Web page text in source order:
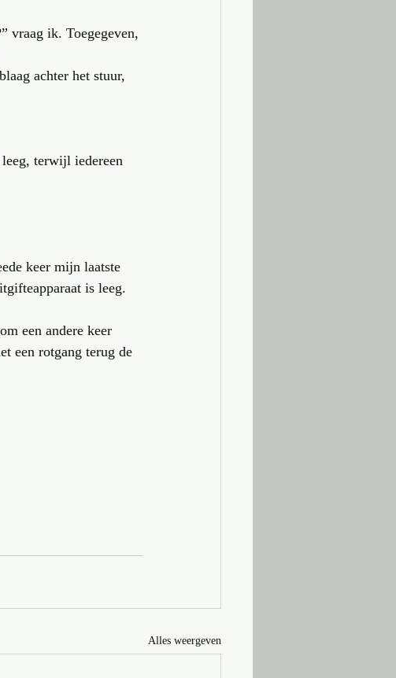
vraag ik. Toegegeven,
achter het stuur,
terwijl iedereen
keer mijn laatste
is leeg.
een andere keer
een rotgang terug de
Alles weergeven